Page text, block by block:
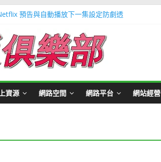
預告與自動播放下一集設定防劇透
生器 (含CVV) 懶人包＃多個 Visa / Master Card 網站
卓必裝 FonesGo 虛擬定位不用出門玩遊戲教學
超過兩年登入帳號＃不想被砍帳號教學
資源 網路空間 網路平台 網站經營